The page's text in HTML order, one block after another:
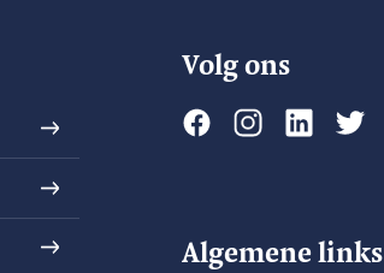
Volg ons
Algemene links